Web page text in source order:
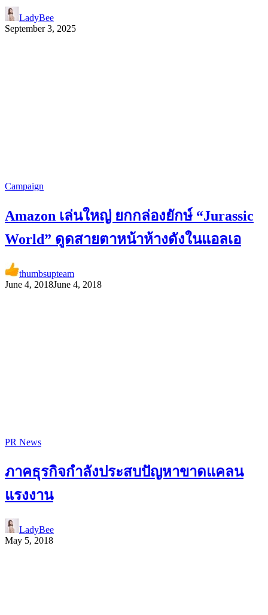
LadyBee
September 3, 2025
Campaign
Amazon เล่นใหญ่ ยกกล่องยักษ์ “Jurassic
World” ดูดสายตาหน้าห้างดังในแอลเอ
thumbsupteam
June 4, 2018June 4, 2018
PR News
ภาคธุรกิจกำลังประสบปัญหาขาดแคลน
แรงงาน
LadyBee
May 5, 2018